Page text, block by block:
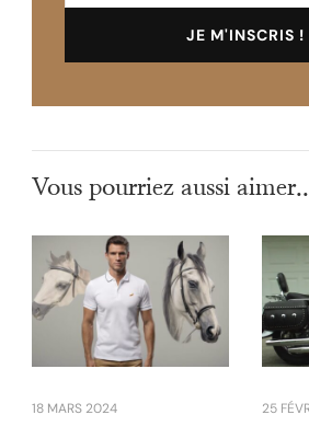
Vous pourriez aussi
18 MARS 2024 25